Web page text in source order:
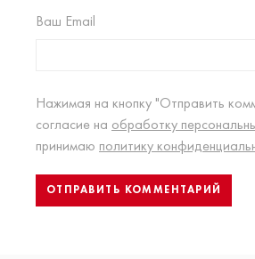
Ваш Email
Нажимая на кнопку "Отправить
согласие на обработку
принимаю политику